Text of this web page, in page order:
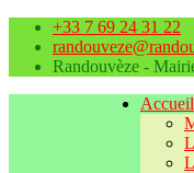
+33 7 69 24 31 22
Randouvèze -
Accueil